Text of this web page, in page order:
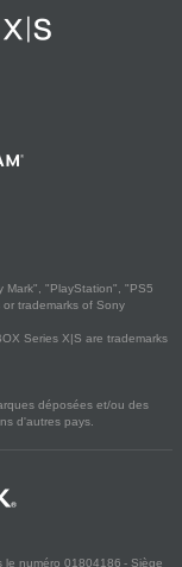
Mark", "PlayStation", "PS5
trademarks of Sony
Series X|S are trademarks
déposées et/ou des
d'autres pays.
le numéro 01804186 - Siège